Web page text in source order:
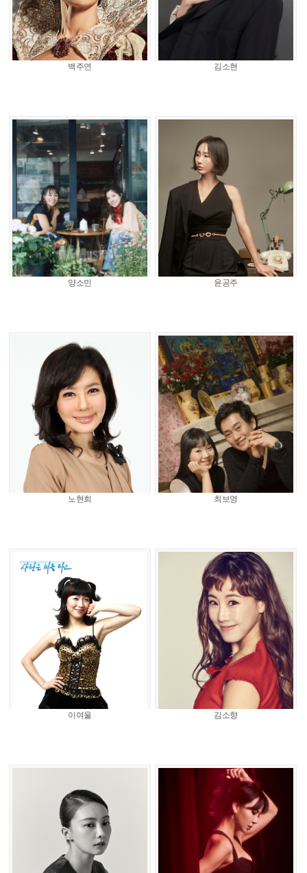
백주연 김소현
양소민 윤공주
노현희 최보영
이여울 김소향